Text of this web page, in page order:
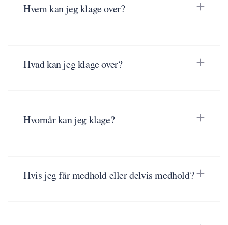
Hvem kan jeg klage over?
Hvad kan jeg klage over?
Hvornår kan jeg klage?
Hvis jeg får medhold eller delvis medhold?